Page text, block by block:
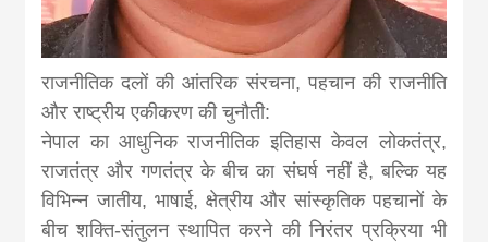
राजनीतिक दलों की आंतरिक संरचना, पहचान की राजनीति
और राष्ट्रीय एकीकरण की चुनौती:
नेपाल का आधुनिक राजनीतिक इतिहास केवल लोकतंत्र,
राजतंत्र और गणतंत्र के बीच का संघर्ष नहीं है, बल्कि यह
विभिन्न जातीय, भाषाई, क्षेत्रीय और सांस्कृतिक पहचानों के
बीच शक्ति-संतुलन स्थापित करने की निरंतर प्रक्रिया भी